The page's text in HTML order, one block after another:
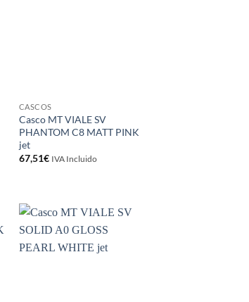
CASCOS
Casco MT VIALE SV
PHANTOM C8 MATT PINK
jet
67,51€ IVA Incluido